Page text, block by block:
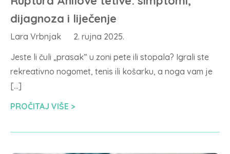
dijagnoza i liječenje
Lara Vrbnjak
2. rujna 2025.
Jeste li čuli „prasak“ u zoni pete ili stopala? Igrali ste
rekreativno nogomet, tenis ili košarku, a noga vam je
[…]
PROČITAJ VIŠE